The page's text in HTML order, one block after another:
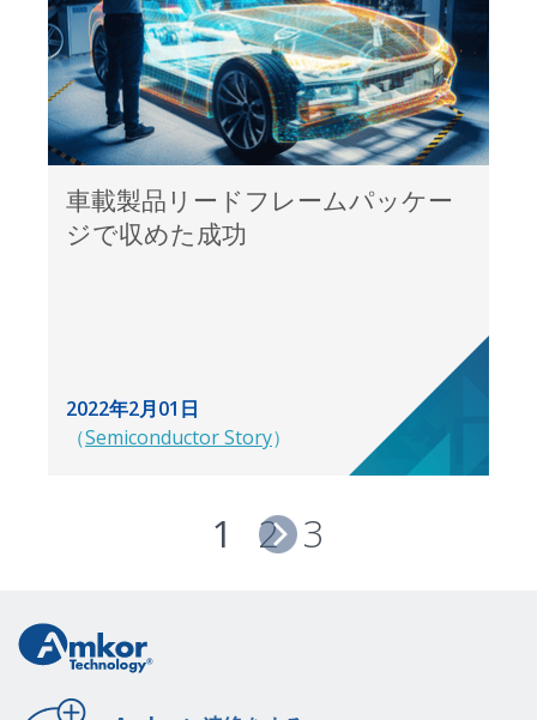
車載製品リードフレームパッケー
ジで収めた成功
2022年2月01日
（Semiconductor Story）
1 2 3